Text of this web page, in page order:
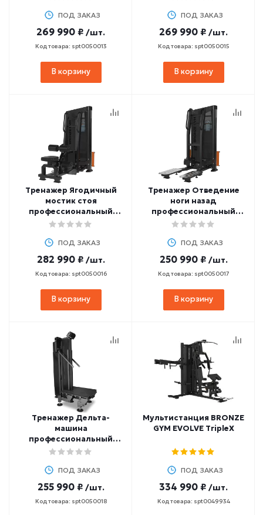
ПОД ЗАКАЗ
269 990 ₽ /шт.
Код товара: spt0050013
В корзину
ПОД ЗАКАЗ
269 990 ₽ /шт.
Код товара: spt0050015
В корзину
Тренажер Ягодичный
мостик стоя
профессиональный
BRONZE GYM NEO102
ПОД ЗАКАЗ
282 990 ₽ /шт.
Код товара: spt0050016
В корзину
Тренажер Отведение
ноги назад
профессиональный
BRONZE GYM NEO101
ПОД ЗАКАЗ
250 990 ₽ /шт.
Код товара: spt0050017
В корзину
Тренажер Дельта-
машина
профессиональный
BRONZE GYM PARTNER
ПОД ЗАКАЗ
255 990 ₽ /шт.
Код товара: spt0050018
Мультистанция BRONZE
GYM EVOLVE TripleX
ПОД ЗАКАЗ
334 990 ₽ /шт.
Код товара: spt0049934